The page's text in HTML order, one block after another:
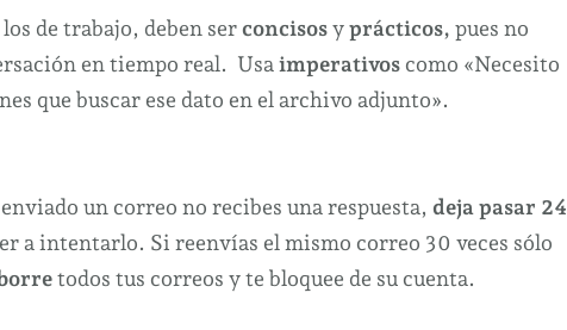
de trabajo, deben serconcisosyprácticos, pues no
en tiempo real. Usa imperativos como «Necesito
que buscar ese dato en el archivo adjunto».
un correo no recibes una respuesta, deja pasar 24
a intentarlo. Si reenvías el mismo correo 30 veces sólo
todos tus correos y te bloquee de su cuenta.